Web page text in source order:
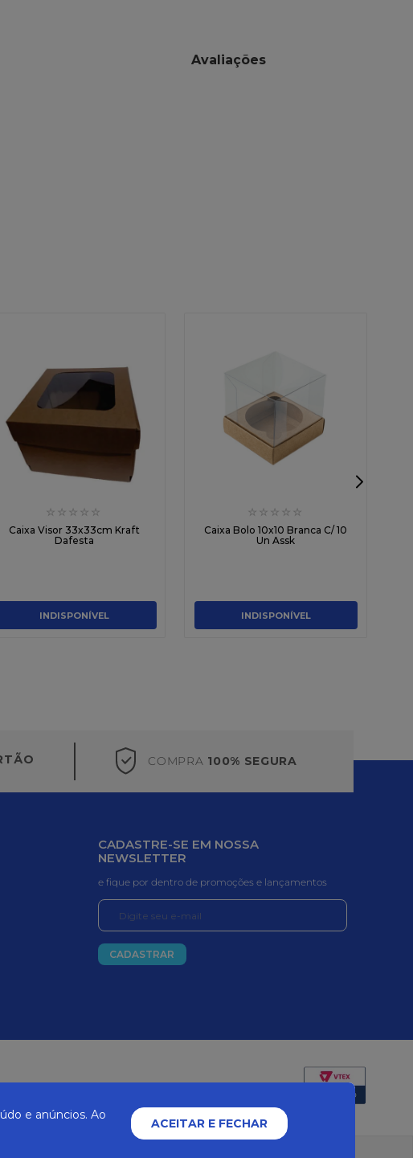
Avaliações
☆ ☆ ☆ ☆ ☆
Caixa Visor 33x33cm Kraft
Dafesta
INDISPONÍVEL
☆ ☆ ☆ ☆ ☆
Caixa Bolo 10x10 Branca C/ 10
Un Assk
INDISPONÍVEL
COMPRA 100% SEGURA
CADASTRE-SE EM NOSSA
NEWSLETTER
e fique por dentro de promoções e lançamentos
CADASTRAR
e anúncios. Ao
ACEITAR E FECHAR